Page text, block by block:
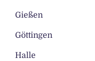
Gießen
Göttingen
Halle